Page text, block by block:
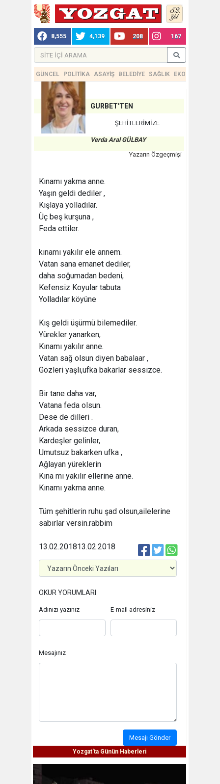
8,555 4,139 208 167
GÜNCEL POLİTİKA ASAYİŞ BELEDİYE SAĞLIK EKONOMİ
GURBET'TEN
ŞEHİTLERİMİZE
Verda Aral GÜLBAY
Yazarın Özgeçmişi
Kınamı yakma anne.
Yaşın geldi dediler ,
Kışlaya yolladılar.
Üç beş kurşuna ,
Feda ettiler.
kınamı yakılır ele annem.
Vatan sana emanet dediler,
daha soğumadan bedeni,
Kefensiz Koyular tabuta
Yolladılar köyüne
Kış geldi üşürmü bilemediler.
Yürekler yanarken,
Kınamı yakılır anne.
Vatan sağ olsun diyen babalaar ,
Gözleri yaşlı,ufka bakarlar sessizce.
Bir tane daha var,
Vatana feda olsun.
Dese de dilleri .
Arkada sessizce duran,
Kardeşler gelinler,
Umutsuz bakarken ufka ,
Ağlayan yüreklerin
Kına mı yakılır ellerine anne.
Kınamı yakma anne.
Tüm şehitlerin ruhu şad olsun,ailelerine
sabırlar versin.rabbim
13.02.2018
13.02.2018
OKUR YORUMLARI
Adınızı yazınız E-mail adresiniz
Mesajınız
Mesajı Gönder
Yozgat'ta Günün Haberleri